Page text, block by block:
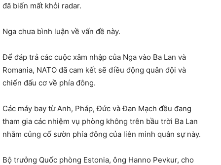
đã biến mất khỏi radar.
Nga chưa bình luận về vấn đề này.
Để đáp trả các cuộc xâm nhập của Nga vào Ba Lan và
Romania, NATO đã cam kết sẽ điều động quân đội và
chiến đấu cơ về phía đông.
Các máy bay từ Anh, Pháp, Đức và Đan Mạch đều đang
tham gia các nhiệm vụ phòng không trên bầu trời Ba Lan
nhằm củng cố sườn phía đông của liên minh quân sự này.
Bộ trưởng Quốc phòng Estonia, ông Hanno Pevkur, cho